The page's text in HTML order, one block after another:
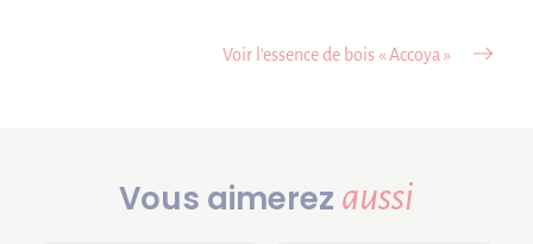
Voir l’essence de bois « Accoya »
Vous aimerez aussi